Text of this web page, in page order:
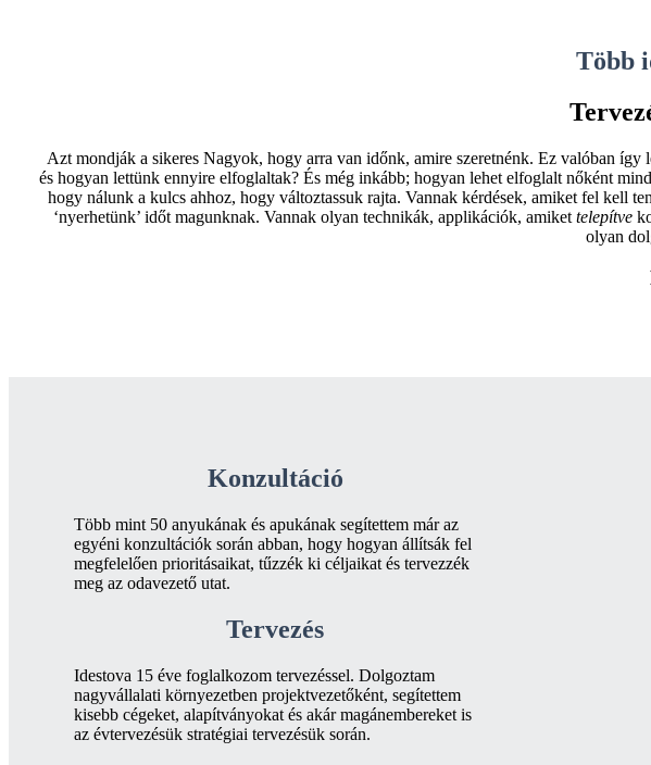
Több
Azt mondják a sikeres Nagyok, hogy arra van időnk, amire szeretnénk. Ez valóban
és hogyan lettünk ennyire elfoglaltak? És még inkább; hogyan lehet elfoglalt nőként
hogy nálunk a kulcs ahhoz, hogy változtassuk rajta. Vannak kérdések, amiket fel kell
‘nyerhetünk’ időt magunknak. Vannak olyan technikák, applikációk, amiket telepítve
olyan
Konzultáció
Több mint 50 anyukának és apukának segítettem már az
egyéni konzultációk során abban, hogy hogyan állítsák fel
megfelelően prioritásaikat, tűzzék ki céljaikat és tervezzék
meg az odavezető utat.
Tervezés
Idestova 15 éve foglalkozom tervezéssel. Dolgoztam
nagyvállalati környezetben projektvezetőként, segítettem
kisebb cégeket, alapítványokat és akár magánembereket is
az évtervezésük stratégiai tervezésük során.